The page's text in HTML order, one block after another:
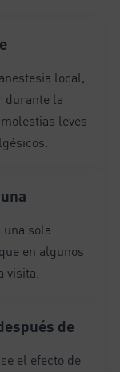
local,
durante la
leves
sola
en algunos
visita.
de
el efecto de